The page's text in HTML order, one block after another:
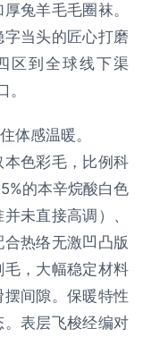
兔羊毛毛圈袜。
当头的匠心打磨
区到全球线下渠
体感温暖。
色彩毛，比例科
的本辛烷酸白色
未直接高调）、
热络无激凹凸版
，大幅稳定材料
间隙。保暖特性
表层飞梭经编对